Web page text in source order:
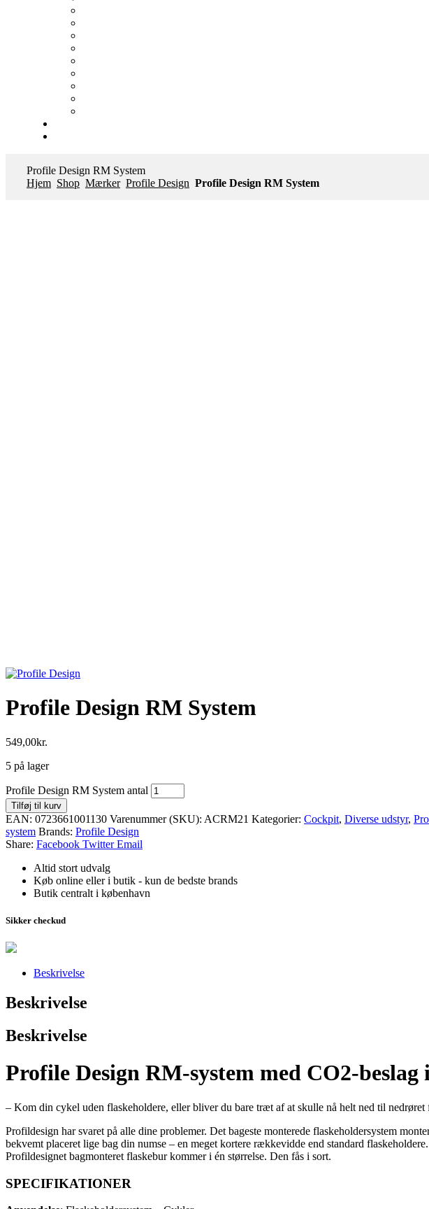
Profile Design RM System
Hjem Shop Mærker Profile Design Profile Design RM System
Profile Design RM System
549,00kr.
5 på lager
Profile Design RM System antal
Tilføj til kurv
EAN: 0723661001130 Varenummer (SKU): ACRM21 Kategorier: Cockpit, Diverse udstyr,
system Brands: Profile Design
Share: Facebook Twitter Email
Altid stort udvalg
Køb online eller i butik - kun de bedste brands
Butik centralt i københavn
Sikker checkud
Beskrivelse
Beskrivelse
Beskrivelse
Profile Design RM-system med CO2-
– Kom din cykel uden flaskeholdere, eller bliver du bare træt af at skulle nå helt ned til nedrøret
Profildesign har svaret på alle dine problemer. Det bageste monterede flaskeholdersystem
bekvemt placeret lige bag din numse – en meget kortere rækkevidde end standard
Profildesignet bagmonteret flaskebur kommer i én størrelse. Den fås i sort.
SPECIFIKATIONER